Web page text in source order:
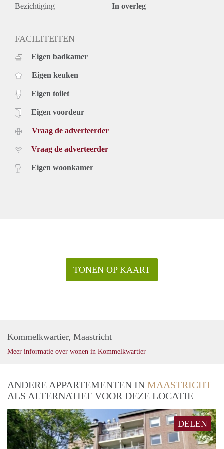
Zeer gunstig gelegen ten opzichte van alle winkels
en alle uitvalswegen
Bezichtiging In overleg
FACILITEITEN
Eigen badkamer
Eigen keuken
Eigen toilet
Eigen voordeur
Vraag de adverteerder
Vraag de adverteerder
Eigen woonkamer
TONEN OP KAART
Kommelkwartier, Maastricht
Meer informatie over wonen in Kommelkwartier
ANDERE APPARTEMENTEN IN MAASTRICHT
ALS ALTERNATIEF VOOR DEZE LOCATIE
DELEN